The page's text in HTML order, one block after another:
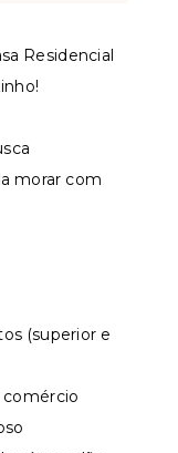
Residencial
morar com
(superior e
comércio